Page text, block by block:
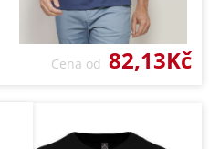
Cena od 82,13Kč